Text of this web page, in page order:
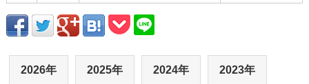
2026年 2025年 2024年 2023年